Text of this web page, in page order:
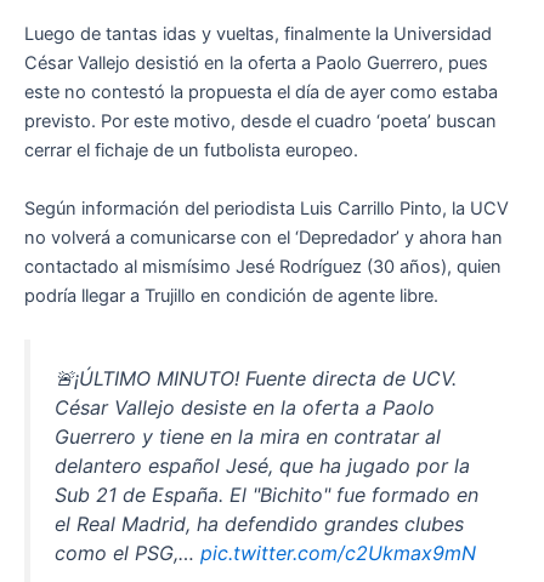
Luego de tantas idas y vueltas, finalmente la Universidad
César Vallejo desistió en la oferta a Paolo Guerrero, pues
este no contestó la propuesta el día de ayer como estaba
previsto. Por este motivo, desde el cuadro ‘poeta’ buscan
cerrar el fichaje de un futbolista europeo.
Según información del periodista Luis Carrillo Pinto, la UCV
no volverá a comunicarse con el ‘Depredador’ y ahora han
contactado al mismísimo Jesé Rodríguez (30 años), quien
podría llegar a Trujillo en condición de agente libre.
🚨¡ÚLTIMO MINUTO! Fuente directa de UCV.
César Vallejo desiste en la oferta a Paolo
Guerrero y tiene en la mira en contratar al
delantero español Jesé, que ha jugado por la
Sub 21 de España. El "Bichito" fue formado en
el Real Madrid, ha defendido grandes clubes
como el PSG,… pic.twitter.com/c2Ukmax9mN